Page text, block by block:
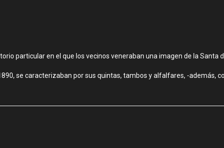
particular en el que los vecinos veneraban una imagen de la Santa
se caracterizaban por sus quintas, tambos y alfalfares, -además,